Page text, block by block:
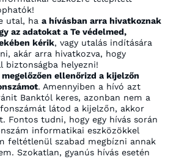
utal, ha a hívásban arra hivatkoznak
az adatokat a Te védelmed,
kérik, vagy utalás indítására
akár arra hivatkozva, hogy
biztonságba helyezni!
ellenőrizd a kijelzőn
. Amennyiben a hívó azt
Banktól keres, azonban nem a
látod a kijelzőn, akkor
Fontos tudni, hogy egy hívás során
informatikai eszközökkel
feltétlenül szabad megbízni annak
Szokatlan, gyanús hívás esetén